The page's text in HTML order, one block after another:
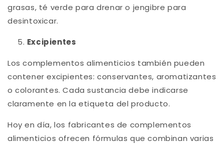
grasas, té verde para drenar o jengibre para
desintoxicar.
Excipientes
Los complementos alimenticios también pueden
contener excipientes: conservantes, aromatizantes
o colorantes. Cada sustancia debe indicarse
claramente en la etiqueta del producto.
Hoy en día, los fabricantes de complementos
alimenticios ofrecen fórmulas que combinan varias